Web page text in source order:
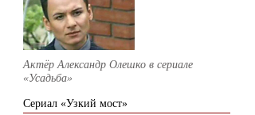
Актёр Александр Олешко в сериале
«Усадьба»
Сериал «Узкий мост»